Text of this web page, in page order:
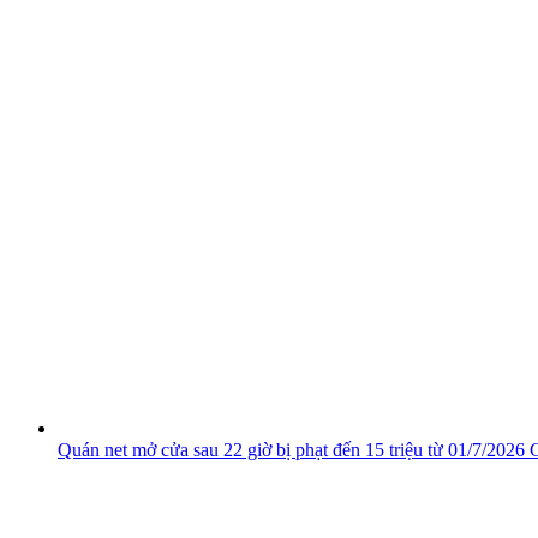
Quán net mở cửa sau 22 giờ bị phạt đến 15 triệu từ 01/7/2026